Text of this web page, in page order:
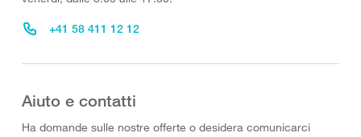
+41 58 411 12 12
Aiuto e contatti
Ha domande sulle nostre offerte o desidera comunicarci